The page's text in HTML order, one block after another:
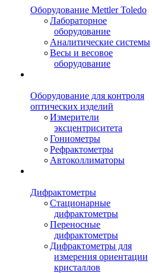
Оборудование Mettler Toledo
Лабораторное
оборудование
Аналитические системы
Весы и весовое
оборудование
Оборудование для контроля
оптических изделий
Измерители
эксцентриситета
Гониометры
Рефрактометры
Автоколлиматоры
Дифрактометры
Стационарные
дифрактометры
Переносные
дифрактометры
Дифрактометры для
измерения ориентации
кристаллов